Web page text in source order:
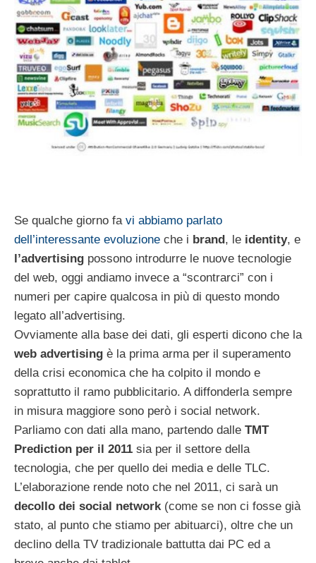
Se qualche giorno fa vi abbiamo parlato
dell’interessante evoluzione che i brand , le identity, e
l’advertising possono introdurre le nuove tecnologie
del web, oggi andiamo invece a “scontrarci” con i
numeri per capire qualcosa in più di questo mondo
legato all’advertising.
Ovviamente alla base dei dati, gli esperti dicono che la
web advertising è la prima arma per il superamento
della crisi economica che ha colpito il mondo e
soprattutto il ramo pubblicitario. A diffonderla sempre
in misura maggiore sono però i social network.
Parliamo con dati alla mano, partendo dalle TMT
Prediction per il 2011 sia per il settore della
tecnologia, che per quello dei media e delle TLC.
L’elaborazione rende noto che nel 2011, ci sarà un
decollo dei social network(come se non ci fosse già
stato, al punto che stiamo per abituarci), oltre che un
declino della TV tradizionale battutta dai PC ed a